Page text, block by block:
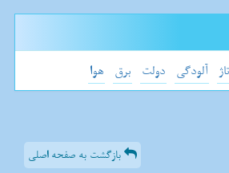
آلودگی دولت برق هوا
بازگشت به صفحه اصلی